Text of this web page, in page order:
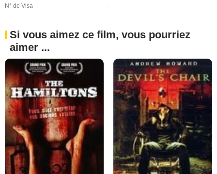
N° de Visa
-
Si vous aimez ce film, vous pourriez
aimer ...